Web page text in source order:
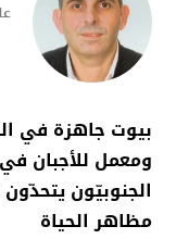
بيوت جاهزة في
ومعمل للأجبان
الجنوبيّون
مظاهر الحياة